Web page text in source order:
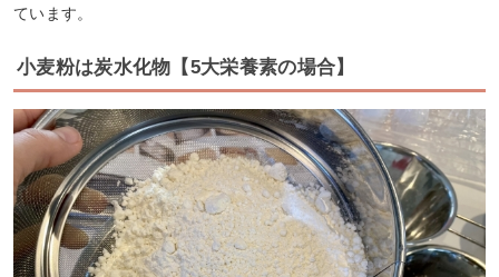
ています。
小麦粉は炭水化物【5大栄養素の場合】